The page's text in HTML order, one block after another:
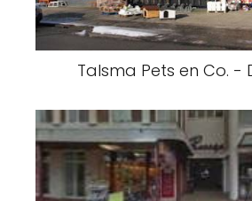
Talsma Pets en Co. -